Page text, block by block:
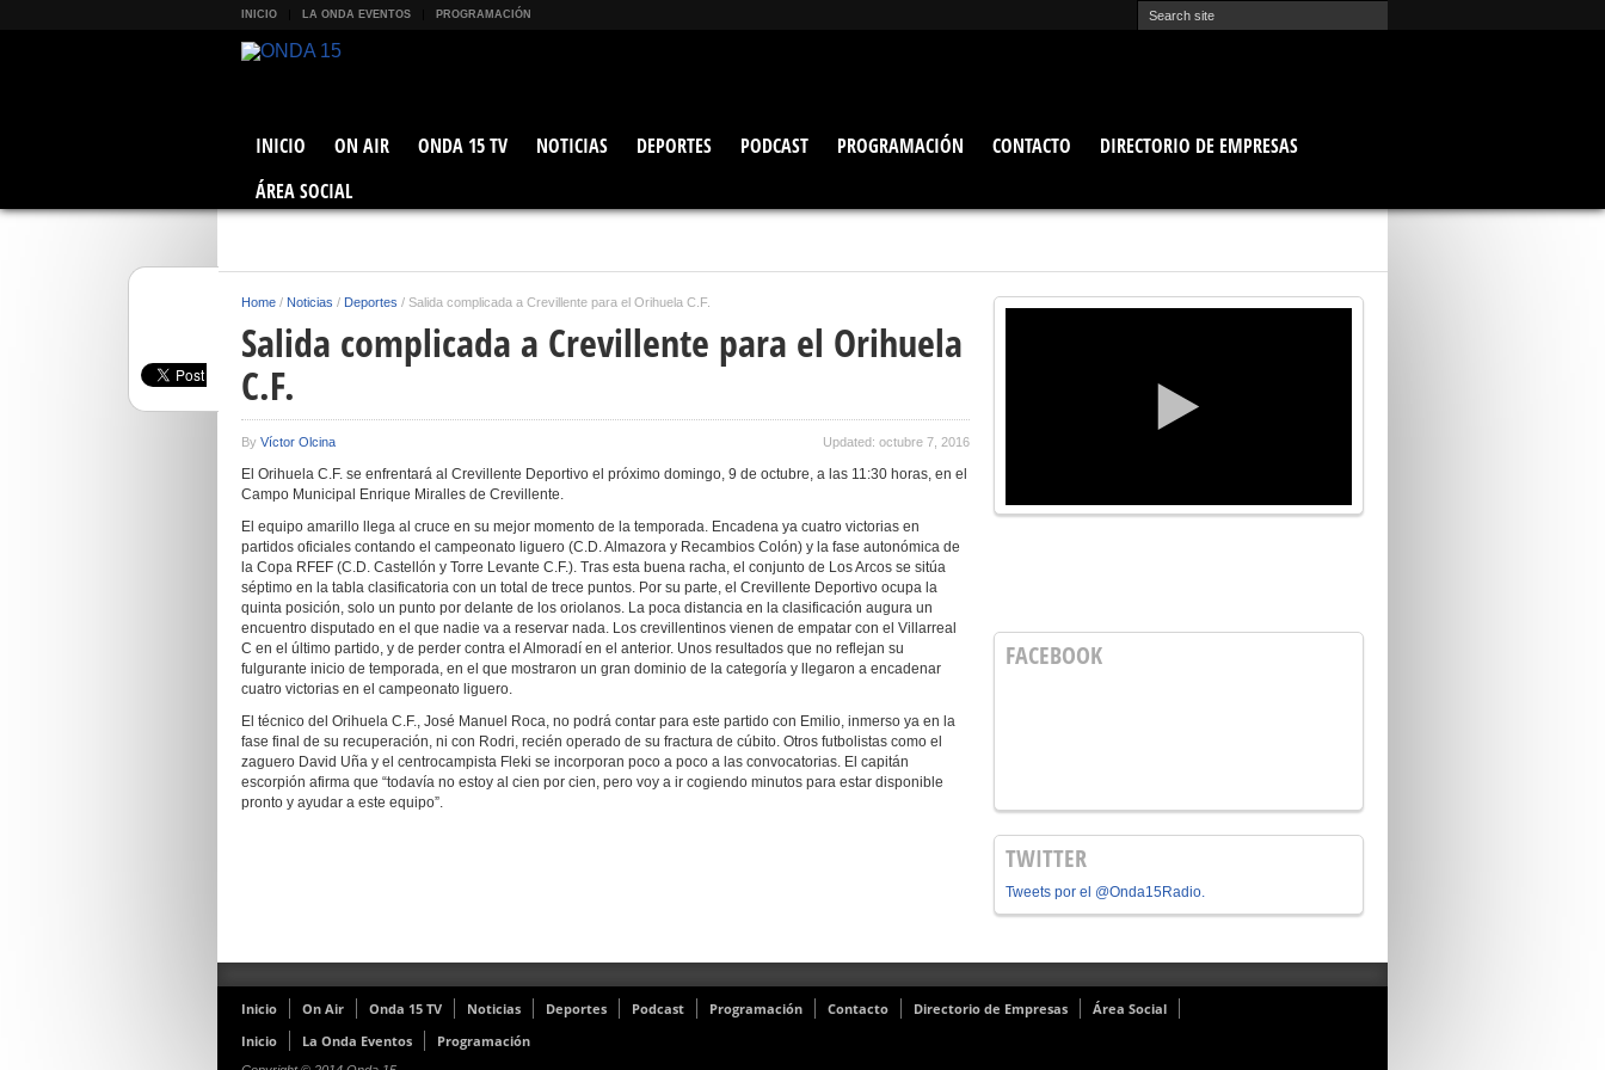
INICIO LA ONDA EVENTOS PROGRAMACIÓN
INICIO ON AIR ONDA 15 TV NOTICIAS DEPORTES PODCAST PROGRAMACIÓN CONTACTO
DIRECTORIO DE EMPRESAS
ÁREA SOCIAL
Home / Noticias / Deportes / Salida complicada a Crevillente para el Orihuela C.F.
Salida complicada a Crevillente para el Orihuela
C.F.
By Víctor Olcina Updated: octubre 7, 2016
El Orihuela C.F. se enfrentará al Crevillente Deportivo el próximo domingo, 9 de octubre, a las 11:30 horas, en el
Campo Municipal Enrique Miralles de Crevillente.
El equipo amarillo llega al cruce en su mejor momento de la temporada. Encadena ya cuatro victorias en
partidos oficiales contando el campeonato liguero (C.D. Almazora y Recambios Colón) y la fase autonómica de
la Copa RFEF (C.D. Castellón y Torre Levante C.F.). Tras esta buena racha, el conjunto de Los Arcos se sitúa
séptimo en la tabla clasificatoria con un total de trece puntos. Por su parte, el Crevillente Deportivo ocupa la
quinta posición, solo un punto por delante de los oriolanos. La poca distancia en la clasificación augura un
encuentro disputado en el que nadie va a reservar nada. Los crevillentinos vienen de empatar con el Villarreal
C en el último partido, y de perder contra el Almoradí en el anterior. Unos resultados que no reflejan su
fulgurante inicio de temporada, en el que mostraron un gran dominio de la categoría y llegaron a encadenar
cuatro victorias en el campeonato liguero.
El técnico del Orihuela C.F., José Manuel Roca, no podrá contar para este partido con Emilio, inmerso ya en la
fase final de su recuperación, ni con Rodri, recién operado de su fractura de cúbito. Otros futbolistas como el
zaguero David Uña y el centrocampista Fleki se incorporan poco a poco a las convocatorias. El capitán
escorpión afirma que “todavía no estoy al cien por cien, pero voy a ir cogiendo minutos para estar disponible
pronto y ayudar a este equipo”.
FACEBOOK
TWITTER
Tweets por el @Onda15Radio.
Inicio On Air Onda 15 TV Noticias Deportes Podcast Programación Contacto Directorio de Empresas
Área Social
Inicio
La Onda Eventos Programación